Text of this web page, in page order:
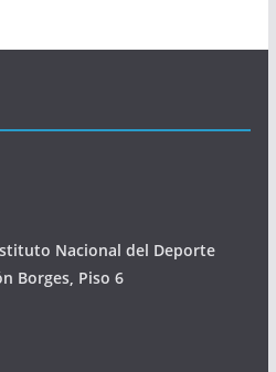
Nacional del Deporte
Borges, Piso 6